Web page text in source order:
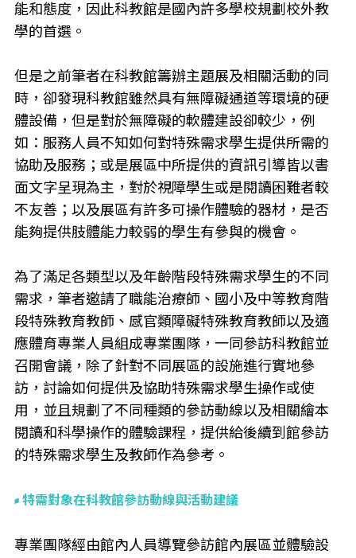
能和態度，因此科教館是國內許多學校規劃校外教
學的首選。
但是之前筆者在科教館籌辦主題展及相關活動的同
時，卻發現科教館雖然具有無障礙通道等環境的硬
體設備，但是對於無障礙的軟體建設卻較少，例
如：服務人員不知如何對特殊需求學生提供所需的
協助及服務；或是展區中所提供的資訊引導皆以書
面文字呈現為主，對於視障學生或是閱讀困難者較
不友善；以及展區有許多可操作體驗的器材，是否
能夠提供肢體能力較弱的學生有參與的機會。
為了滿足各類型以及年齡階段特殊需求學生的不同
需求，筆者邀請了職能治療師、國小及中等教育階
段特殊教育教師、感官類障礙特殊教育教師以及適
應體育專業人員組成專業團隊，一同參訪科教館並
召開會議，除了針對不同展區的設施進行實地參
訪，討論如何提供及協助特殊需求學生操作或使
用，並且規劃了不同種類的參訪動線以及相關繪本
閱讀和科學操作的體驗課程，提供給後續到館參訪
的特殊需求學生及教師作為參考。
特需對象在科教館參訪動線與活動建議
專業團隊經由館內人員導覽參訪館內展區並體驗設